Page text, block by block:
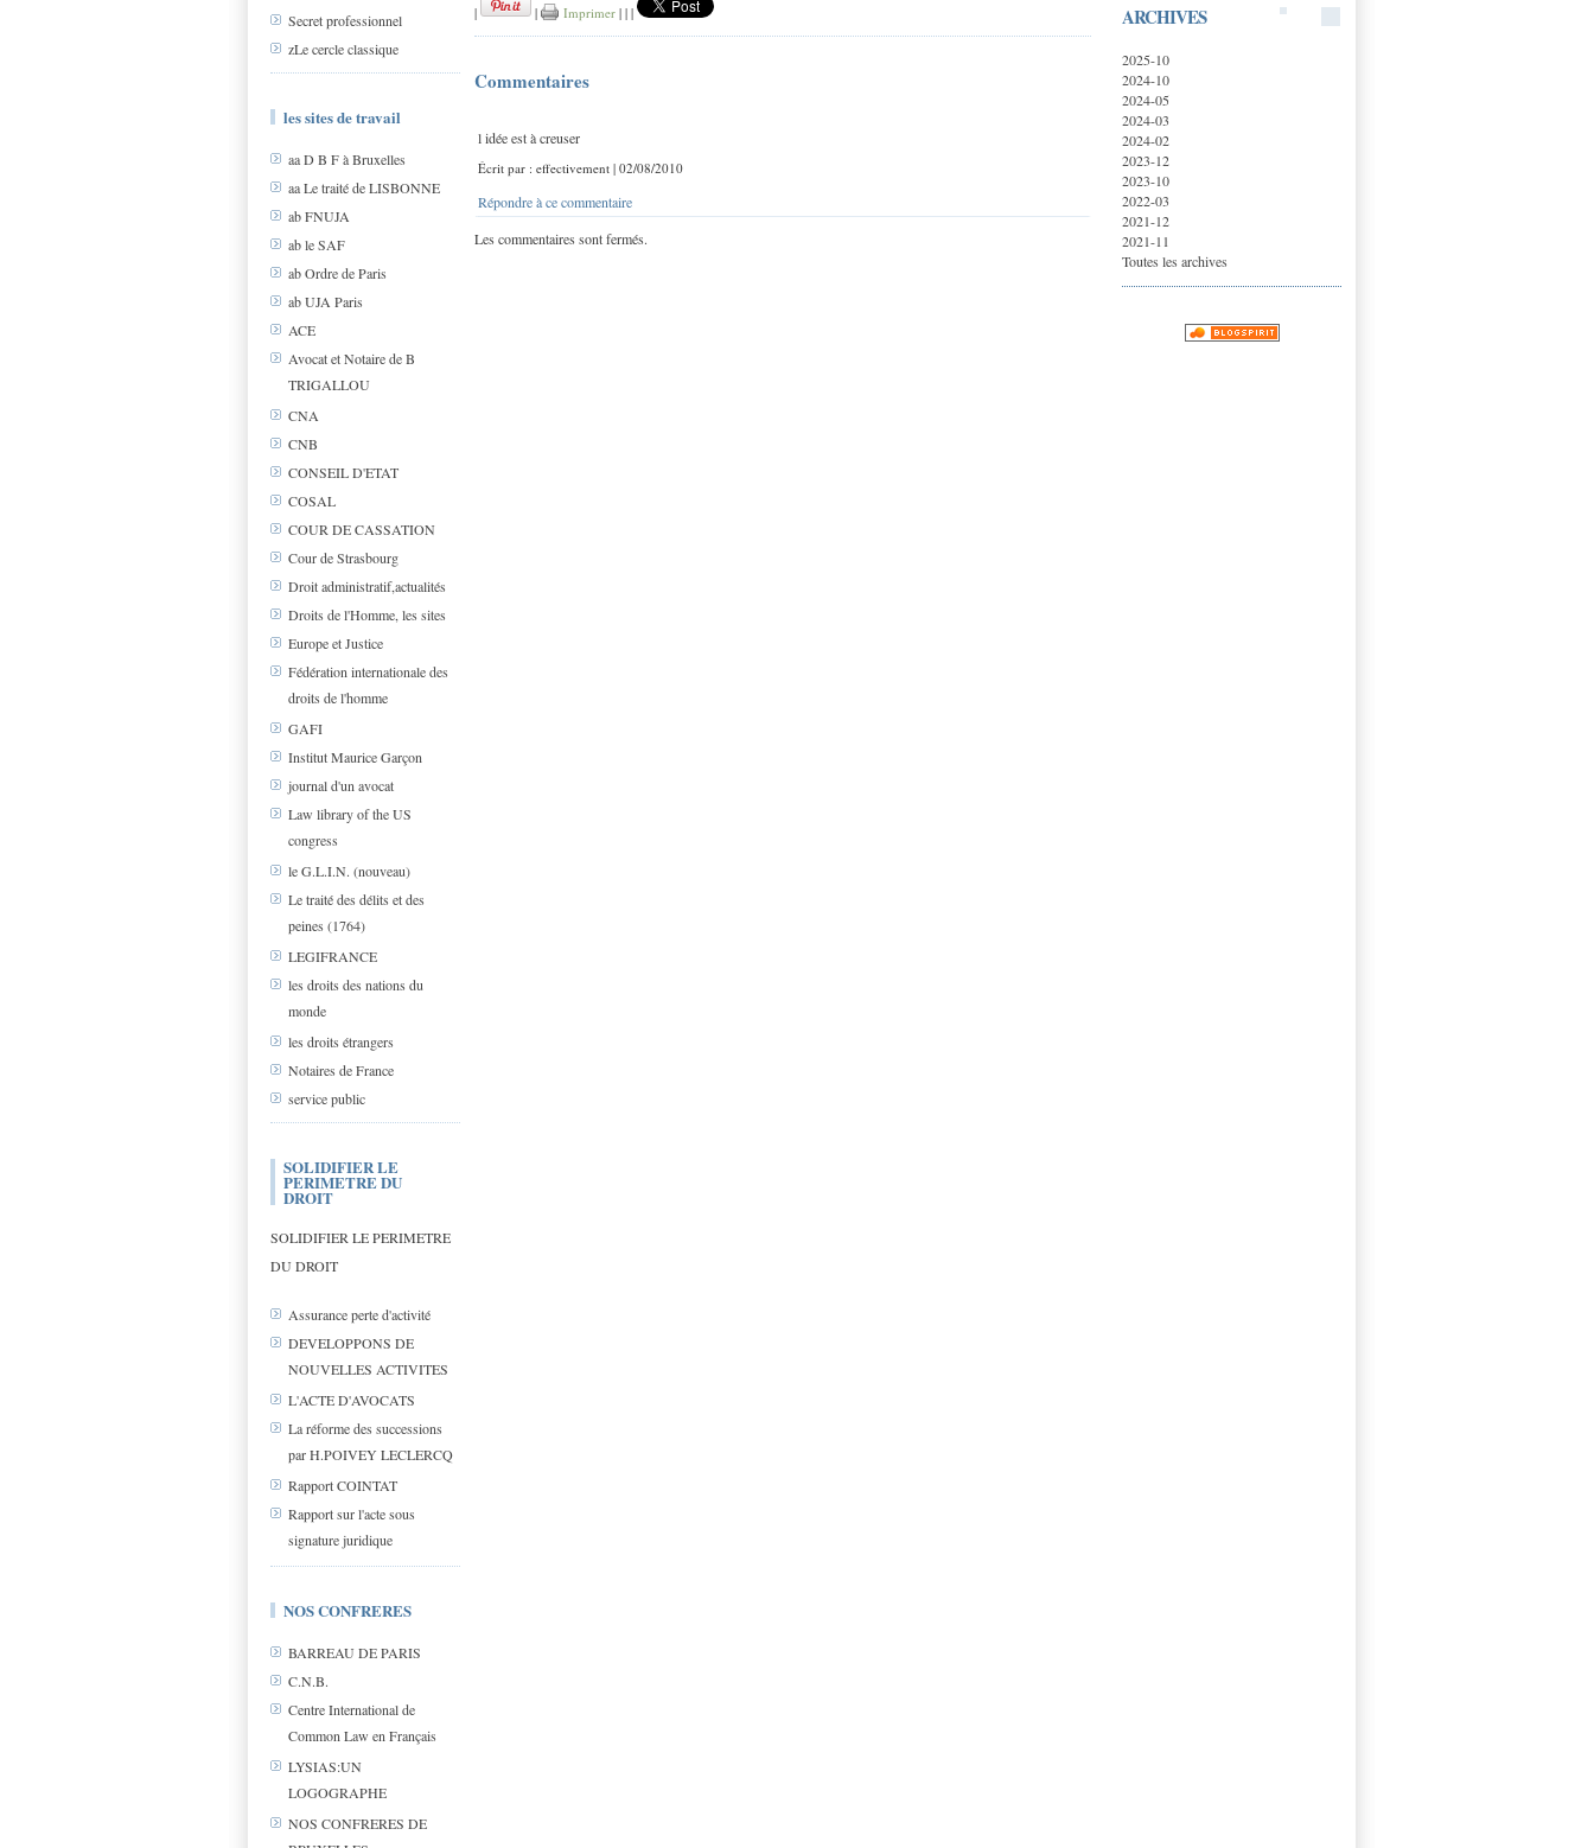
Secret professionnel
zLe cercle classique
les sites de travail
aa D B F à Bruxelles
aa Le traité de LISBONNE
ab FNUJA
ab le SAF
ab Ordre de Paris
ab UJA Paris
ACE
Avocat et Notaire de B
TRIGALLOU
CNA
CNB
CONSEIL D'ETAT
COSAL
COUR DE CASSATION
Cour de Strasbourg
Droit administratif,actualités
Droits de l'Homme, les sites
Europe et Justice
Fédération internationale des
droits de l'homme
GAFI
Institut Maurice Garçon
journal d'un avocat
Law library of the US
congress
le G.L.I.N. (nouveau)
Le traité des délits et des
peines (1764)
LEGIFRANCE
les droits des nations du
monde
les droits étrangers
Notaires de France
service public
SOLIDIFIER LE
PERIMETRE DU
DROIT
SOLIDIFIER LE PERIMETRE
DU DROIT
Assurance perte d'activité
DEVELOPPONS DE
NOUVELLES ACTIVITES
L'ACTE D'AVOCATS
La réforme des successions
par H.POIVEY LECLERCQ
Rapport COINTAT
Rapport sur l'acte sous
signature juridique
NOS CONFRERES
BARREAU DE PARIS
C.N.B.
Centre International de
Common Law en Français
LYSIAS:UN
LOGOGRAPHE
NOS CONFRERES DE
ARCHIVES
2025-10
2024-10
2024-05
2024-03
2024-02
2023-12
2023-10
2022-03
2021-12
2021-11
Toutes les archives
|
| Imprimer | | |
Commentaires
l idée est à creuser
Écrit par : effectivement | 02/08/2010
Répondre à ce commentaire
Les commentaires sont fermés.